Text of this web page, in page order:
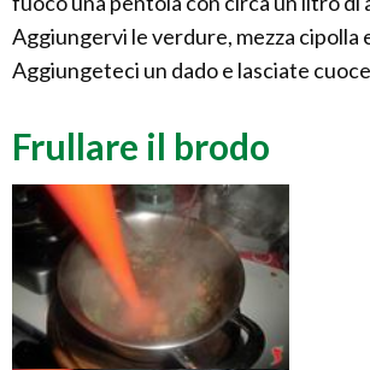
Aggiungervi le verdure, mezza cipolla
Aggiungeteci un dado e lasciate
Frullare il brodo